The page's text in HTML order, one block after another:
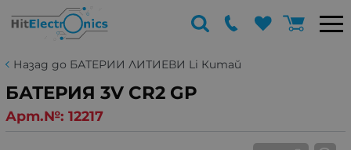
Назад до БАТЕРИИ ЛИТИЕВИ Li Китай
БАТЕРИЯ 3V CR2 GP
Арт.№: 12217